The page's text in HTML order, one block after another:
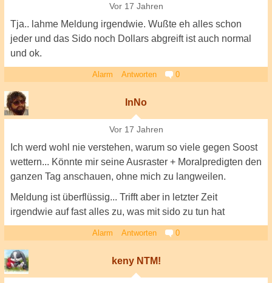
Vor 17 Jahren
Tja.. lahme Meldung irgendwie. Wußte eh alles schon
jeder und das Sido noch Dollars abgreift ist auch normal
und ok.
Alarm Antworten 0
InNo
Vor 17 Jahren
Ich werd wohl nie verstehen, warum so viele gegen Soost
wettern... Könnte mir seine Ausraster + Moralpredigten den
ganzen Tag anschauen, ohne mich zu langweilen.
Meldung ist überflüssig... Trifft aber in letzter Zeit
irgendwie auf fast alles zu, was mit sido zu tun hat
Alarm Antworten 0
keny NTM!